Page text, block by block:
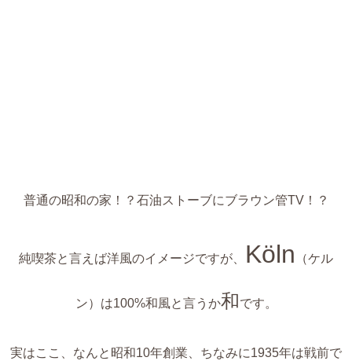
普通の昭和の家！？石油ストーブにブラウン管TV！？
純喫茶と言えば洋風のイメージですが、 Köln （ケル
ン）は100%和風と言うか和です。
実はここ、なんと昭和10年創業、ちなみに1935年は戦前で